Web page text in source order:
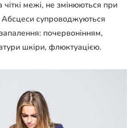
чіткі межі, не змінюються при
Абсцеси супроводжуються
почервонінням,
шкіри, флюктуацією.